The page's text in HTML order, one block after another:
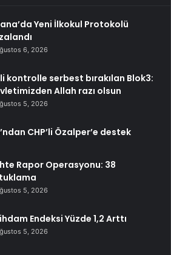
Yeni İlkokul Protokolü
6, 2026
kontrolle serbest bırakılan Blok3:
Allah razı olsun
5, 2026
CHP’li Özalper’e destek
Rapor Operasyonu: 38
5, 2026
Endeksi Yüzde 1,2 Arttı
5, 2026